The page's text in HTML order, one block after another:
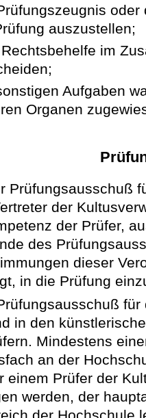
auszustellen;
im
Aufgaben
Organen
Prüfungsausschuß
der
der Prüfer,
des
dieser
in die Prüfung
in den
Mindestens
an der
einem Prüfer der
werden, der
der Hochschule